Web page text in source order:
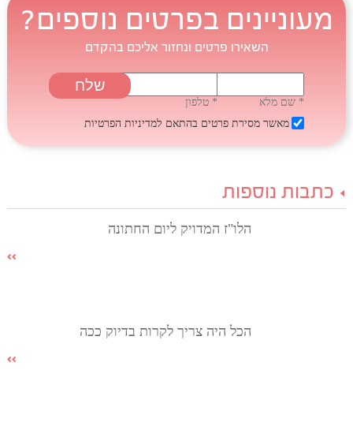
מעוניינים בפרטים נוספים?
השאירו פרטים ונחזור אליכם בהקדם
* שם מלא
* טלפון
מאשר מסירת פרטים בהתאם למדיניות הפרטיות
כתבות נוספות
הלו"ז המדויק ליום החתונה
הכל היה צריך לקרות בדיוק ככה